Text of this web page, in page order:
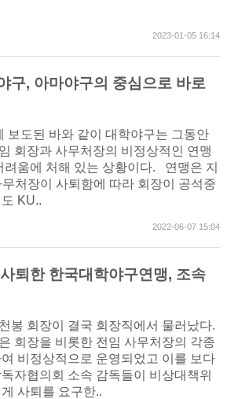
2023-01-05 16:14
구, 아마야구의 중심으로 바로
보도된 바와 같이 대학야구는 그동안
회장과 사무처장의 비정상적인 연맹
려움에 처해 있는 상황이다. 연맹은 지
처장이 사퇴함에 따라 회장이 공석중
KU..
2022-06-07 15:04
퇴한 한국대학야구연맹, 조속
봉 회장이 결국 회장직에서 물러났다.
회장을 비롯한 전임 사무처장의 각종
비정상적으로 운영되었고 이를 보다
자협의회 소속 감독들이 비상대책위
사퇴를 요구한..